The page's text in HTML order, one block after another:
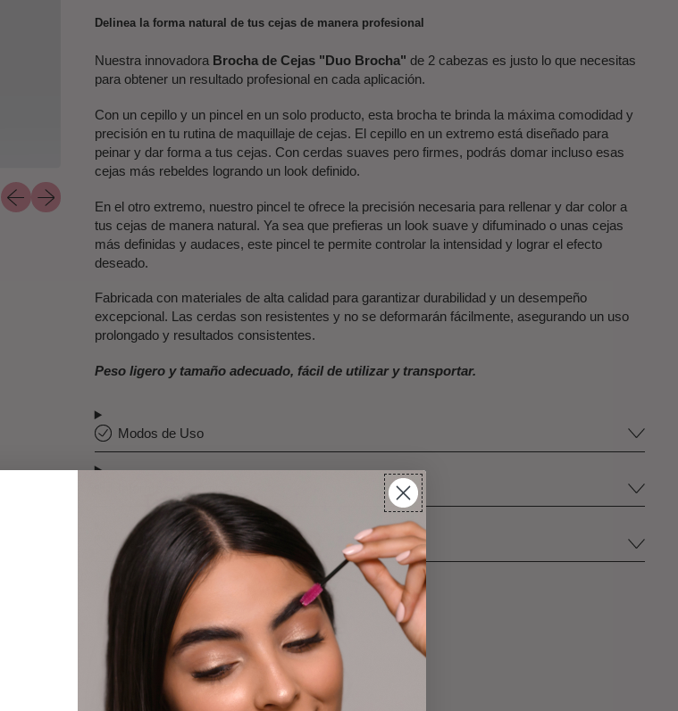
Diapositiva anterior
Siguiente diapositiva
Delinea la forma natural de tus cejas de manera profesional
Nuestra innovadora Brocha de Cejas "Duo Brocha" de 2 cabezas es justo lo que necesitas
para obtener un resultado profesional en cada aplicación.
Con un cepillo y un pincel en un solo producto, esta brocha te brinda la máxima comodidad y
precisión en tu rutina de maquillaje de cejas. El cepillo en un extremo está diseñado para
peinar y dar forma a tus cejas. Con cerdas suaves pero firmes, podrás domar incluso esas
cejas más rebeldes logrando un look definido.
En el otro extremo, nuestro pincel te ofrece la precisión necesaria para rellenar y dar color a
tus cejas de manera natural. Ya sea que prefieras un look suave y difuminado o unas cejas
más definidas y audaces, este pincel te permite controlar la intensidad y lograr el efecto
deseado.
Fabricada con materiales de alta calidad para garantizar durabilidad y un desempeño
excepcional. Las cerdas son resistentes y no se deformarán fácilmente, asegurando un uso
prolongado y resultados consistentes.
Peso ligero y tamaño adecuado, fácil de utilizar y transportar.
Modos de Uso
Métodos de pago